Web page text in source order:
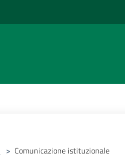
> Comunicazione istituzionale